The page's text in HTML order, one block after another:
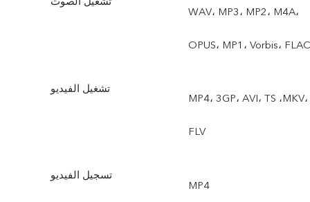
‎WAV، MP3، MP2، M4A،
OPUS، MP1، Vorbis، FLAC
تشغيل الفيديو
MP4، 3GP، AVI، TS ،MKV،
FLV
تسجيل الفيديو
MP4